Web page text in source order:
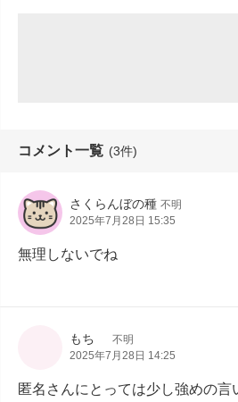
コメント一覧 (3件)
さくらんぼの種 不明
2025年7月28日 15:35
無理しないでね
もち
不明
2025年7月28日 14:25
匿名さんにとっては少し強めの言